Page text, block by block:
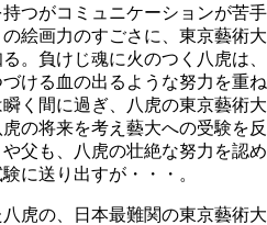
つがコミュニケーションが苦手
絵画力のすごさに、東京藝術大
。負けじ魂に火のつく八虎は、
ける血の出るような努力を重ね
く間に過ぎ、八虎の東京藝術大
の将来を考え藝大への受験を反
父も、八虎の壮絶な努力を認め
に送り出すが・・・。
虎の、日本最難関の東京藝術大